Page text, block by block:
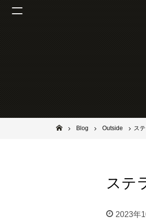
池田市石橋の美容室ならヘアサ
Blog Outside ス
ステ
2023年